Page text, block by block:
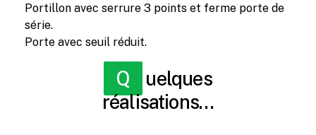
Portillon avec serrure 3 points et ferme porte de
série.
Porte avec seuil réduit.
Quelques
réalisations…